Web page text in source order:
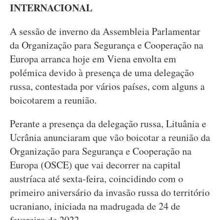
INTERNACIONAL
A sessão de inverno da Assembleia Parlamentar
da Organização para Segurança e Cooperação na
Europa arranca hoje em Viena envolta em
polémica devido à presença de uma delegação
russa, contestada por vários países, com alguns a
boicotarem a reunião.
Perante a presença da delegação russa, Lituânia e
Ucrânia anunciaram que vão boicotar a reunião da
Organização para Segurança e Cooperação na
Europa (OSCE) que vai decorrer na capital
austríaca até sexta-feira, coincidindo com o
primeiro aniversário da invasão russa do território
ucraniano, iniciada na madrugada de 24 de